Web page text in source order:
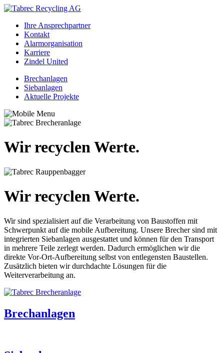
Ihre Ansprechpartner
Kontakt
Alarmorganisation
Karriere
Zindel United
Brechanlagen
Siebanlagen
Aktuelle Projekte
Wir recyclen Werte.
Wir recyclen Werte.
Wir sind spezialisiert auf die Verarbeitung von Baustoffen mit
Schwerpunkt auf die mobile Aufbereitung. Unsere Brecher sind mit
integrierten Siebanlagen ausgestattet und können für den Transport
in mehrere Teile zerlegt werden. Dadurch ermöglichen wir die
direkte Vor-Ort-Aufbereitung selbst von entlegensten Baustellen.
Zusätzlich bieten wir durchdachte Lösungen für die
Weiterverarbeitung an.
Brechanlagen